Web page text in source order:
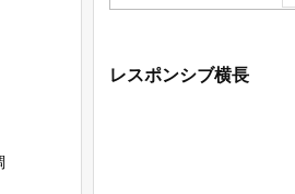
レスポンシブ横長